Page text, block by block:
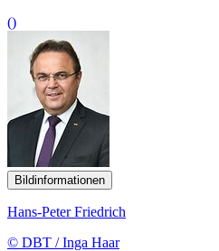
()
Bildinformationen
Hans-Peter Friedrich
© DBT / Inga Haar